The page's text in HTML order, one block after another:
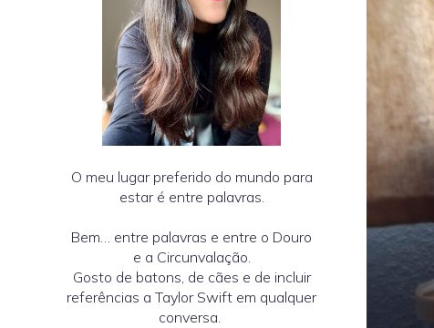
O meu lugar preferido do mundo para
estar é entre palavras.
Bem… entre palavras e entre o Douro
e a Circunvalação.
Gosto de batons, de cães e de incluir
referências a Taylor Swift em qualquer
conversa.